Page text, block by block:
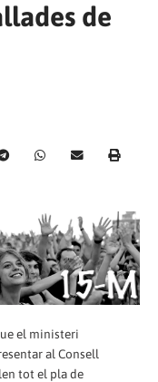
de
el ministeri
al Consell
tot el pla de